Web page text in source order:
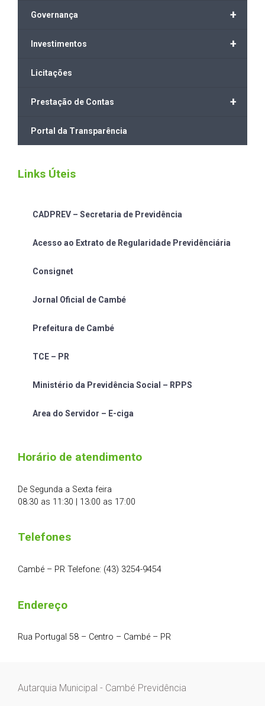
+
Governança
+
Investimentos
Licitações
+
Prestação de Contas
Portal da Transparência
Links Úteis
CADPREV – Secretaria de Previdência
Acesso ao Extrato de Regularidade Previdênciária
Consignet
Jornal Oficial de Cambé
Prefeitura de Cambé
TCE – PR
Ministério da Previdência Social – RPPS
Area do Servidor – E-ciga
Horário de atendimento
De Segunda a Sexta feira
08:30 as 11:30 | 13:00 as 17:00
Telefones
Cambé – PR Telefone: (43) 3254-9454
Endereço
Rua Portugal 58 – Centro – Cambé – PR
Autarquia Municipal - Cambé Previdência